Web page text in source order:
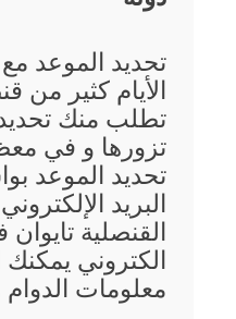
تحديد الموعد
الأيام كثير من
تطلب منك تحديد
تزورها و في
تحديد الموعد
البريد
القنصلية
الكتروني
معلومات الدوام